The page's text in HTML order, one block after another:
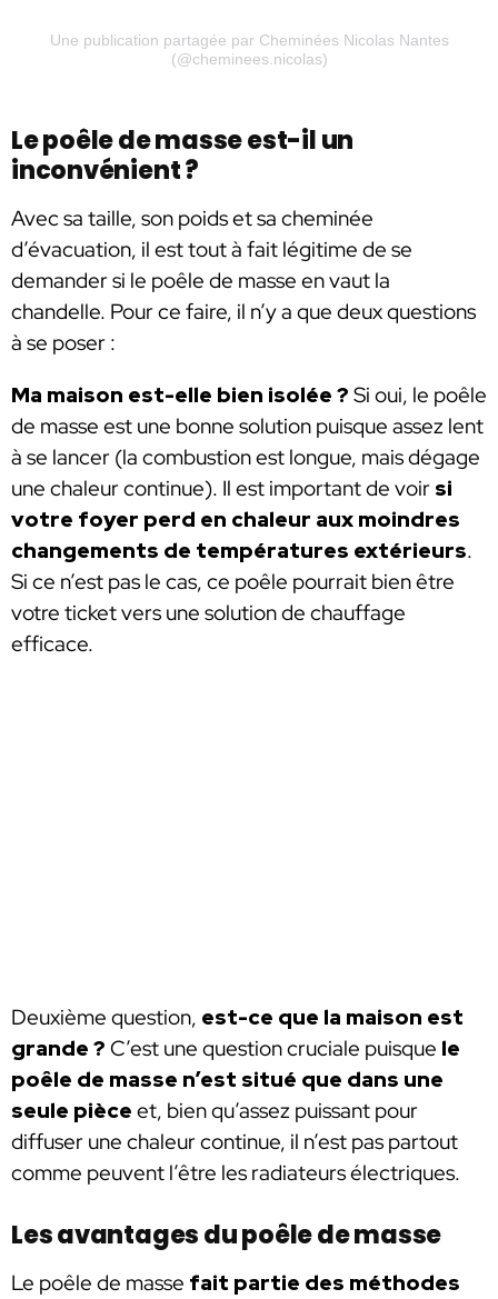
Une publication partagée par Cheminées Nicolas Nantes
(@cheminees.nicolas)
Le poêle de masse est-il un
inconvénient ?
Avec sa taille, son poids et sa cheminée
d’évacuation, il est tout à fait légitime de se
demander si le poêle de masse en vaut la
chandelle. Pour ce faire, il n’y a que deux questions
à se poser :
Ma maison est-elle bien isolée ? Si oui, le poêle
de masse est une bonne solution puisque assez lent
à se lancer (la combustion est longue, mais dégage
une chaleur continue). Il est important de voir si
votre foyer perd en chaleur aux moindres
changements de températures extérieurs.
Si ce n’est pas le cas, ce poêle pourrait bien être
votre ticket vers une solution de chauffage
efficace.
Deuxième question, est-ce que la maison est
grande ? C’est une question cruciale puisque le
poêle de masse n’est situé que dans une
seule pièce et, bien qu’assez puissant pour
diffuser une chaleur continue, il n’est pas partout
comme peuvent l’être les radiateurs électriques.
Les avantages du poêle de masse
Le poêle de masse fait partie des méthodes